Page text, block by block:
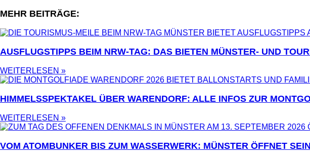
2
MEHR BEITRÄGE:
AUSFLUGSTIPPS BEIM NRW-TAG: DAS BIETEN MÜNSTER- UND
WEITERLESEN »
HIMMELSSPEKTAKEL ÜBER WARENDORF: ALLE INFOS ZUR
WEITERLESEN »
VOM ATOMBUNKER BIS ZUM WASSERWERK: MÜNSTER ÖFFNET